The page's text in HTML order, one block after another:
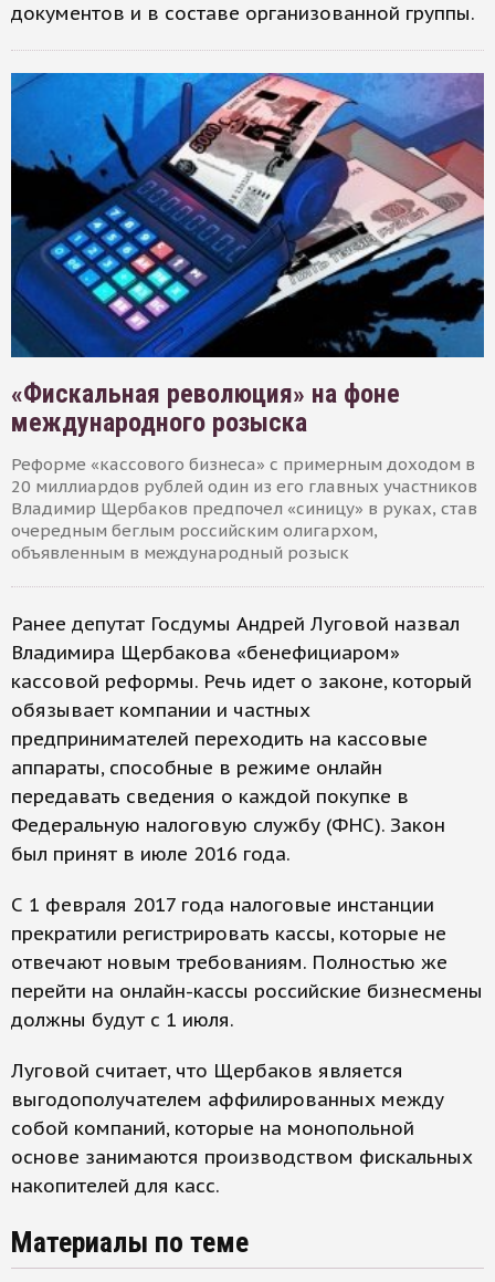
документов и в составе организованной группы.
«Фискальная революция» на фоне
международного розыска
Реформе «кассового бизнеса» с примерным доходом в
20 миллиардов рублей один из его главных участников
Владимир Щербаков предпочел «синицу» в руках, став
очередным беглым российским олигархом,
объявленным в международный розыск
Ранее депутат Госдумы Андрей Луговой назвал
Владимира Щербакова «бенефициаром»
кассовой реформы. Речь идет о законе, который
обязывает компании и частных
предпринимателей переходить на кассовые
аппараты, способные в режиме онлайн
передавать сведения о каждой покупке в
Федеральную налоговую службу (ФНС). Закон
был принят в июле 2016 года.
С 1 февраля 2017 года налоговые инстанции
прекратили регистрировать кассы, которые не
отвечают новым требованиям. Полностью же
перейти на онлайн-кассы российские бизнесмены
должны будут с 1 июля.
Луговой считает, что Щербаков является
выгодополучателем аффилированных между
собой компаний, которые на монопольной
основе занимаются производством фискальных
накопителей для касс.
Материалы по теме